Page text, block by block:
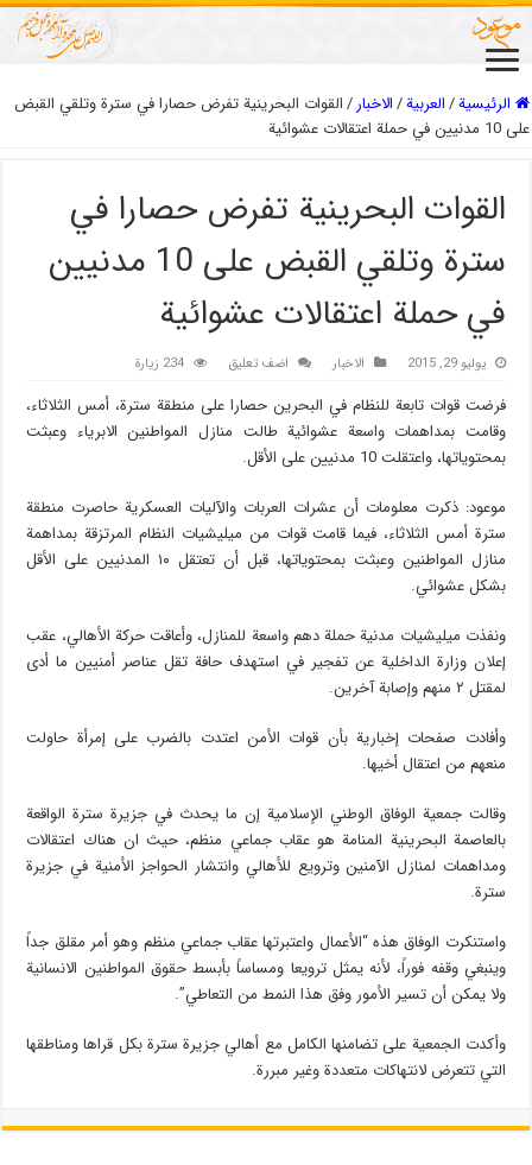
الرئيسية/العربیة/الاخبار/القوات البحرينية تفرض حصارا في سترة وتلقي القبض
على 10 مدنيين في حملة اعتقالات عشوائية
القوات البحرينية تفرض حصارا في
سترة وتلقي القبض على 10 مدنيين
في حملة اعتقالات عشوائية
يوليو 29, 2015 الاخبار اضف تعليق 234 زيارة
فرضت قوات تابعة للنظام في البحرين حصارا على منطقة سترة، أمس الثلاثاء،
وقامت بمداهمات واسعة عشوائية طالت منازل المواطنين الابرياء وعبثت
بمحتوياتها، واعتقلت 10 مدنيين على الأقل.
موعود: ذكرت معلومات أن عشرات العربات والآليات العسكرية حاصرت منطقة
سترة أمس الثلاثاء، فيما قامت قوات من ميليشيات النظام المرتزقة بمداهمة
منازل المواطنين وعبثت بمحتوياتها، قبل أن تعتقل ١٠ المدنيين على الأقل
بشكل عشوائي.
ونفذت ميليشيات مدنية حملة دهم واسعة للمنازل، وأعاقت حركة الأهالي، عقب
إعلان وزارة الداخلية عن تفجير في استهدف حافة تقل عناصر أمنيين ما أدى
لمقتل ٢ منهم وإصابة آخرين.
وأفادت صفحات إخبارية بأن قوات الأمن اعتدت بالضرب على إمرأة حاولت
منعهم من اعتقال أخيها.
وقالت جمعية الوفاق الوطني الإسلامية إن ما يحدث في جزيرة سترة الواقعة
بالعاصمة البحرينية المنامة هو عقاب جماعي منظم، حيث ان هناك اعتقالات
ومداهمات لمنازل الآمنين وترويع للأهالي وانتشار الحواجز الأمنية في جزيرة
سترة.
واستنكرت الوفاق هذه “الأعمال واعتبرتها عقاب جماعي منظم وهو أمر مقلق جداً
وينبغي وقفه فوراً، لأنه يمثل ترويعا ومساساً بأبسط حقوق المواطنين الانسانية
ولا يمكن أن تسير الأمور وفق هذا النمط من التعاطي”.
وأكدت الجمعية على تضامنها الكامل مع أهالي جزيرة سترة بكل قراها ومناطقها
التي تتعرض لانتهاكات متعددة وغير مبررة.